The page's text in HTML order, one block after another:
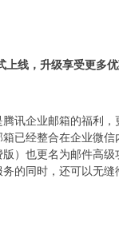
上线，升级享受更多
讯企业邮箱的福利
已经整合在企业微
）也更名为邮件高级
的同时，还可以无